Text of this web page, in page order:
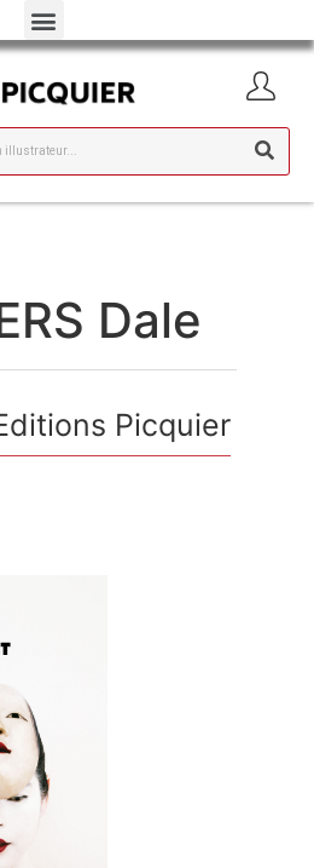
Dale
Picquier